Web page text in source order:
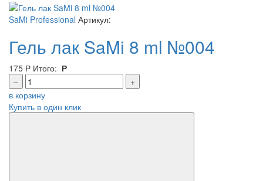
SaMi Professional Артикул:
Гель лак SaMi 8 ml №004
175 Р Итого: Р
–
+
в корзину
Купить в один клик